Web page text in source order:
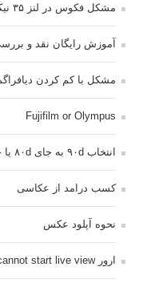
مشکل فکوس در لنز ۳۵ نیکون
آموزش رایگان نقد و
مشکل با کم کردن
Fujifilm or Olympus
انتخاب ۹۰d به جای ۸۰d یا خرید لنز؟
کسب درامد از عکاسی
نحوه آپلود عکس
ارور cannot start live view